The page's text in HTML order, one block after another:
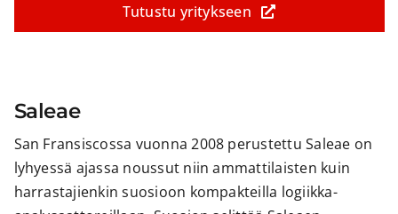
Tutustu yritykseen
Saleae
San Fransiscossa vuonna 2008 perustettu Saleae on
lyhyessä ajassa noussut niin ammattilaisten kuin
harrastajienkin suosioon kompakteilla logiikka-